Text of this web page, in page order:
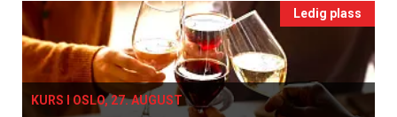
Ledig plass
KURS I OSLO, 27. AUGUST